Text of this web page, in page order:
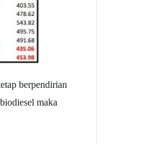
berpendirian
maka